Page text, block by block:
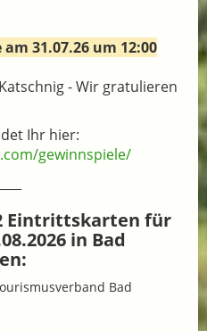
31.07.26 um 12:00
- Wir gratulieren
Ihr hier:
gewinnspiele/
Eintrittskarten für
in Bad
Bad